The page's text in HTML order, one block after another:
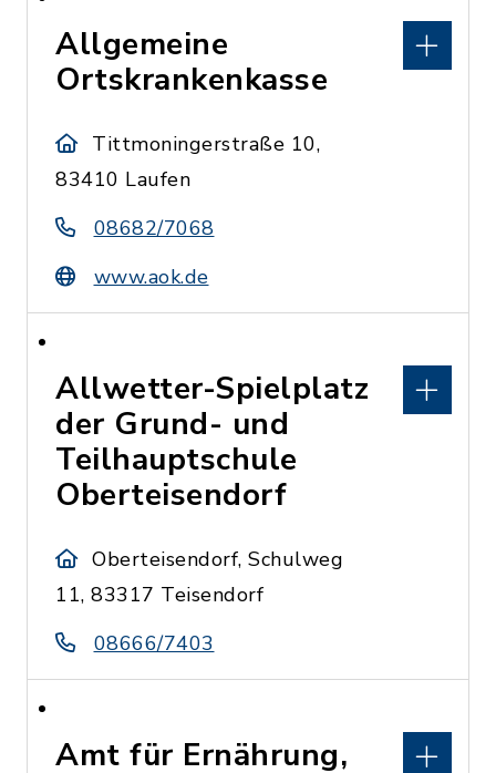
Allgemeine
Ortskrankenkasse
Tittmoningerstraße 10,
83410 Laufen
08682/7068
www.aok.de
Allwetter-Spielplatz
der Grund- und
Teilhauptschule
Oberteisendorf
Oberteisendorf, Schulweg
11, 83317 Teisendorf
08666/7403
Amt für Ernährung,